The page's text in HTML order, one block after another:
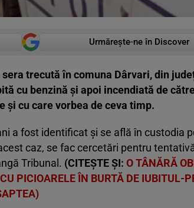
Urmărește-ne în Discover
trecută în comuna Dârvari, din
cu benzină și apoi incendiată de
și cu care vorbea de ceva timp.
a fost identificat și se află în custodia
caz, se fac cercetări pentru
Tribunal. (CITEȘTE ȘI: O TÂNĂRĂ
PICIOARELE ÎN BURTĂ DE IUBITUL-